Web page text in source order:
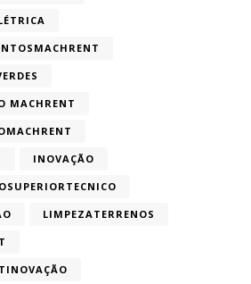
MACHRENT
INOVAÇÃO
LIMPEZATERRENOS